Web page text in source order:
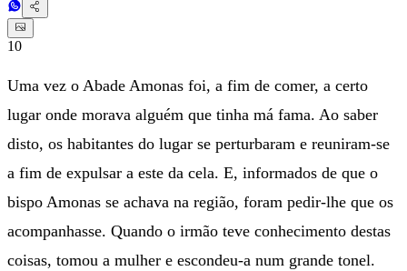
10
Uma vez o Abade Amonas foi, a fim de comer, a certo
lugar onde morava alguém que tinha má fama. Ao saber
disto, os habitantes do lugar se perturbaram e reuniram-se
a fim de expulsar a este da cela. E, informados de que o
bispo Amonas se achava na região, foram pedir-lhe que os
acompanhasse. Quando o irmão teve conhecimento destas
coisas, tomou a mulher e escondeu-a num grande tonel.